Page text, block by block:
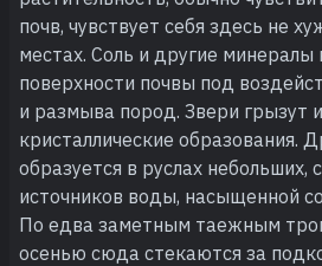
почв, чувствует себя здесь не
местах. Соль и другие
поверхности почвы под
и размыва пород. Звери грызут
кристаллические образования.
образуется в руслах небольших,
источников воды, насыщенной
По едва заметным таежным
осенью сюда стекаются за